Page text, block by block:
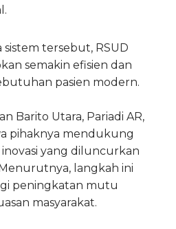
tersebut, RSUD
semakin efisien dan
pasien modern.
Barito Utara, Pariadi AR,
pihaknya mendukung
yang diluncurkan
langkah ini
peningkatan mutu
masyarakat.